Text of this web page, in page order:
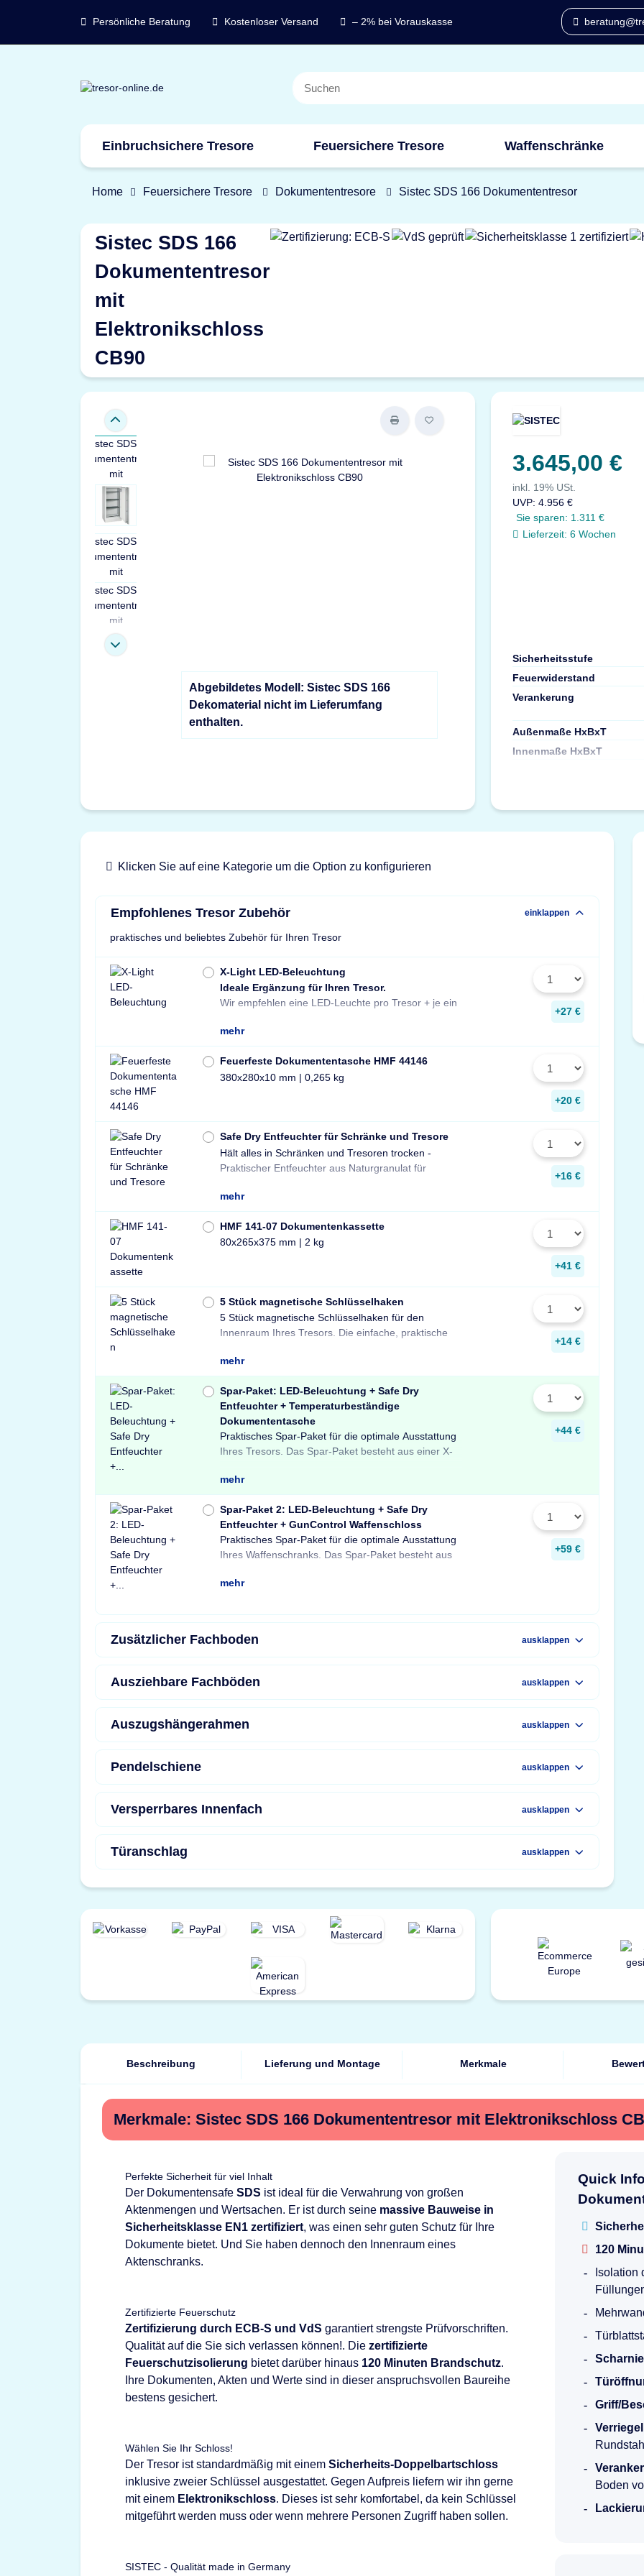
Persönliche Beratung Kostenloser Versand – 2% bei Vorauskasse
Einbruchsichere Tresore Feuersichere Tresore Waffenschränke
Marken
Home Feuersichere Tresore Dokumententresore Sistec SDS 166 Dokumententresor
Sistec SDS 166
Dokumententresor
mit
Elektronikschloss
CB90
Abgebildetes Modell: Sistec SDS 166
Dekomaterial nicht im Lieferumfang
enthalten.
3.645,00 €
inkl. 19% USt.
UVP:4.956 €
Sie sparen: 1.311 €
Lieferzeit: 6 Wochen
Sicherheitsstufe
Feuerwiderstand
Verankerung
Außenmaße HxBxT
Innenmaße HxBxT
Klicken Sie auf eine Kategorie um die Option zu konfigurieren
Empfohlenes Tresor Zubehör einklappen
praktisches und beliebtes Zubehör für Ihren Tresor
X-Light LED-Beleuchtung
Ideale Ergänzung für Ihren Tresor.
Wir empfehlen eine LED-Leuchte pro Tresor + je ein
Stück zusätzlich pro Fachboden.
Maße: 14x190x31 mm
mehr
+27 €
Feuerfeste Dokumententasche HMF 44146
380x280x10 mm | 0,265 kg
+20 €
Safe Dry Entfeuchter für Schränke und Tresore
Hält alles in Schränken und Tresoren trocken -
Praktischer Entfeuchter aus Naturgranulat für
Tresore und Schränke gegen Rost, Schimmel und
mehr
+16 €
HMF 141-07 Dokumentenkassette
80x265x375 mm | 2 kg
+41 €
5 Stück magnetische Schlüsselhaken
5 Stück magnetische Schlüsselhaken für den
Innenraum Ihres Tresors. Die einfache, praktische
und sichere Lösung zur Aufbewahrung von
Schlüsseln in Ihrem Tresor
mehr
+14 €
Spar-Paket: LED-Beleuchtung + Safe Dry
Entfeuchter + Temperaturbeständige
Dokumententasche
Praktisches Spar-Paket für die optimale Ausstattung
Ihres Tresors. Das Spar-Paket besteht aus einer X-
Light LED-Tresorbeleuchtung mit Bewegungssensor,
einem Safe Dry Entfeuchter für Schränke und
Tresore sowie einer temperaturbeständigen
Dokumententasche. Profitieren Sie von dem
mehr
+44 €
Spar-Paket 2: LED-Beleuchtung + Safe Dry
Entfeuchter + GunControl Waffenschloss
Praktisches Spar-Paket für die optimale Ausstattung
Ihres Waffenschranks. Das Spar-Paket besteht aus
einer X-Light LED-Tresorbeleuchtung mit
Bewegungssensor, einem Safe Dry Entfeuchter für
Schränke und Tresore sowie einem GunControl
Waffenschloss. Profitieren Sie von dem
mehr
+59 €
Zusätzlicher Fachboden ausklappen
Ausziehbare Fachböden ausklappen
Auszugshängerahmen ausklappen
Pendelschiene ausklappen
Versperrbares Innenfach ausklappen
Türanschlag ausklappen
Beschreibung Lieferung und Montage Merkmale
Merkmale: Sistec SDS 166 Dokumententresor mit Elektronikschloss
Perfekte Sicherheit für viel Inhalt
Der Dokumentensafe SDS ist ideal für die Verwahrung von großen
Aktenmengen und Wertsachen. Er ist durch seine massive Bauweise in
Sicherheitsklasse EN1 zertifiziert, was einen sehr guten Schutz für Ihre
Dokumente bietet. Und Sie haben dennoch den Innenraum eines
Aktenschranks.
Zertifizierte Feuerschutz
Zertifizierung durch ECB-S und VdS garantiert strengste Prüfvorschriften.
Qualität auf die Sie sich verlassen können!. Die zertifizierte
Feuerschutzisolierung bietet darüber hinaus 120 Minuten Brandschutz.
Ihre Dokumenten, Akten und Werte sind in dieser anspruchsvollen Baureihe
bestens gesichert.
Wählen Sie Ihr Schloss!
Der Tresor ist standardmäßig mit einem Sicherheits-Doppelbartschloss
inklusive zweier Schlüssel ausgestattet. Gegen Aufpreis liefern wir ihn gerne
mit einem Elektronikschloss. Dieses ist sehr komfortabel, da kein Schlüssel
mitgeführt werden muss oder wenn mehrere Personen Zugriff haben sollen.
SISTEC - Qualität made in Germany
Quick
120
Isolation
Griff/
Boden